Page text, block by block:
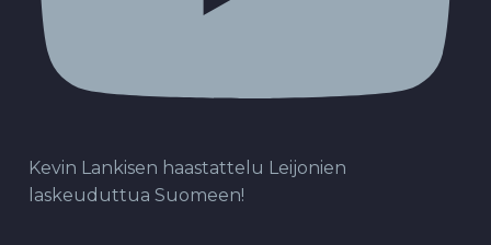
Kevin Lankisen haastattelu Leijonien
laskeuduttua Suomeen!